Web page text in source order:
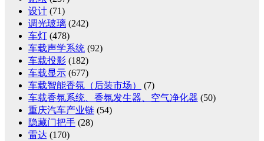
设计 (71)
调光玻璃 (242)
车灯 (478)
车载声学系统 (92)
车载投影 (182)
车载显示 (677)
车载智能香氛（后装市场）
(7)
车载香氛系统、香氛发生器、空气净化器 (50)
重庆汽车产业链 (54)
隐藏门把手 (28)
雷达 (170)